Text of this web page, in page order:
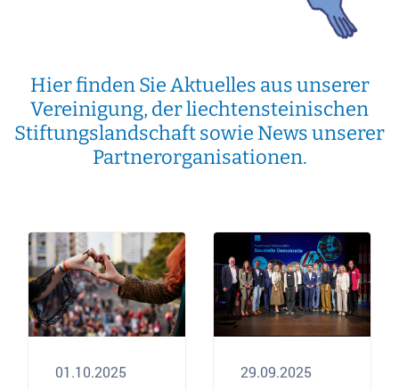
Hier finden Sie Aktuelles aus unserer
Vereinigung, der liechtensteinischen
Stiftungslandschaft sowie News unserer
Partnerorganisationen.
01.10.2025 29.09.2025